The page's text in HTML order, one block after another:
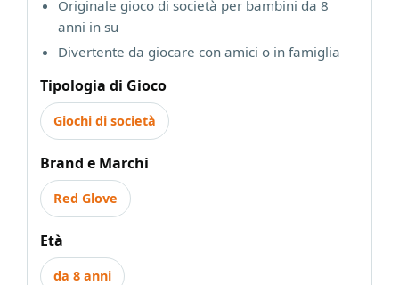
Originale gioco di società per bambini da 8
anni in su
Divertente da giocare con amici o in famiglia
Tipologia di Gioco
Giochi di società
Brand e Marchi
Red Glove
Età
da 8 anni